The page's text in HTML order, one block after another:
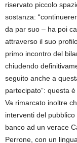
riservato piccolo
sostanza:
da par suo – ha poi
attraverso il suo
primo incontro del
chiudendo
seguito anche a
partecipato”: questa
Va rimarcato inoltre
interventi del
banco ad un verace
Perrone, con un